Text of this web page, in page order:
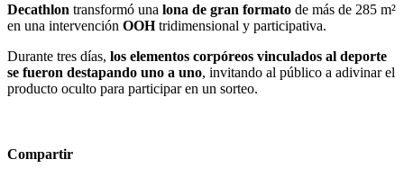
Decathlon transformó una lona de gran formato de más de 285 m²
en una intervención OOHtridimensional y participativa.
Durante tres días, los elementos corpóreos vinculados al deporte
se fueron destapando uno a uno, invitando al público a adivinar el
producto oculto para participar en un sorteo.
Compartir